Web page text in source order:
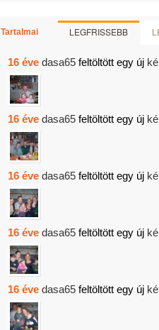
Tartalmai LEGFRISSEBB
16 éve dasa65 feltöltött egy új
16 éve dasa65 feltöltött egy új
16 éve dasa65 feltöltött egy új
16 éve dasa65 feltöltött egy új
16 éve dasa65 feltöltött egy új